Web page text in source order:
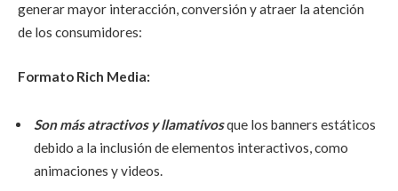
generar mayor interacción, conversión y atraer la atención
de los consumidores:
Formato Rich Media:
Son más atractivos y llamativosque los banners estáticos
debido a la inclusión de elementos interactivos, como
animaciones y videos.